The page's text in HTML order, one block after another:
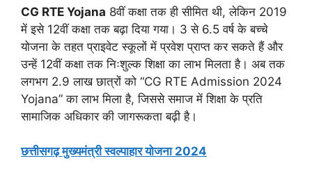
CG RTE Yojana 8वीं कक्षा तक ही सीमित थी, लेकिन 2019
में इसे 12वीं कक्षा तक बढ़ा दिया गया। 3 से 6.5 वर्ष के बच्चे
योजना के तहत प्राइवेट स्कूलों में प्रवेश प्राप्त कर सकते हैं और
उन्हें 12वीं कक्षा तक निःशुल्क शिक्षा का लाभ मिलता है। अब तक
लगभग 2.9 लाख छात्रों को “CG RTE Admission 2024
Yojana” का लाभ मिला है, जिससे समाज में शिक्षा के प्रति
सामाजिक अधिकार की जागरूकता बढ़ी है।
छत्तीसगढ़ मुख्यमंत्री स्वल्पाहार योजना 2024